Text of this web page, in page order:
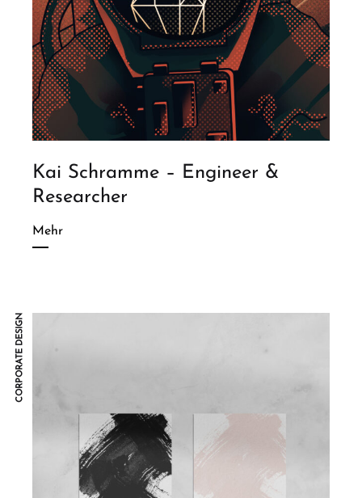
Kai Schramme – Engineer &
Researcher
Mehr
CORPORATE DESIGN